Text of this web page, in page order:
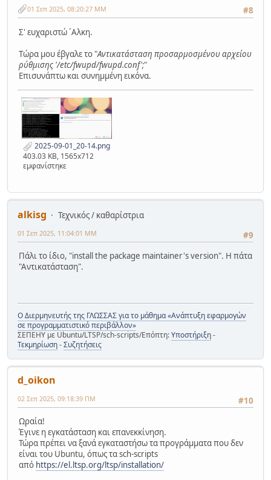
#8
01 Σεπ 2025, 08:20:27 ΜΜ
Σ' ευχαριστώ ´Aλκη.
Tώρα μου έβγαλε το "Aντικατάσταση προσαρμοσμένου αρχείου
ρύθμισης '/etc/fwupd/fwupd.conf';"
Eπισυνάπτω και συνημμένη εικόνα.
2025-09-01_20-14.png
403.03 KB, 1565x712
εμφανίστηκε
alkisg
Τεχνικός / καθαρίστρια
#9
01 Σεπ 2025, 11:04:01 ΜΜ
Πάλι το ίδιο, "install the package maintainer's version". Η πάτα
"Αντικατάσταση".
Ο Διερμηνευτής της ΓΛΩΣΣΑΣ για το μάθημα «Ανάπτυξη εφαρμογών
σε προγραμματιστικό περιβάλλον»
ΣΕΠΕΗΥ με Ubuntu/LTSP/sch-scripts/Επόπτη:Υποστήριξη-
Τεκμηρίωση-Συζητήσεις
d_oikon
#10
02 Σεπ 2025, 09:18:39 ΠΜ
Ωραία!
Έγινε η εγκατάσταση και επανεκκίνηση.
Τώρα πρέπει να ξανά εγκαταστήσω τα προγράμματα που δεν
είναι του Ubuntu, όπως τα sch-scripts
από https://el.ltsp.org/ltsp/installation/